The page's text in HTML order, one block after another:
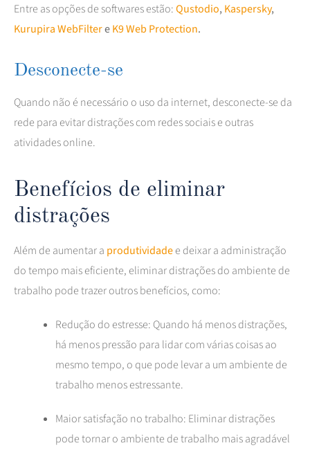
Entre as opções de softwares estão:Qustodio, Kaspersky,
Kurupira WebFiltereK9 Web Protection.
Desconecte-se
Quando não é necessário o uso da internet, desconecte-se da
rede para evitar distrações com redes sociais e outras
atividades online.
Benefícios de eliminar
distrações
Além de aumentar a produtividadee deixar a administração
do tempo mais eficiente, eliminar distrações do ambiente de
trabalho pode trazer outros benefícios, como:
Redução do estresse: Quando há menos distrações,
há menos pressão para lidar com várias coisas ao
mesmo tempo, o que pode levar a um ambiente de
trabalho menos estressante.
Maior satisfação no trabalho: Eliminar distrações
pode tornar o ambiente de trabalho mais agradável